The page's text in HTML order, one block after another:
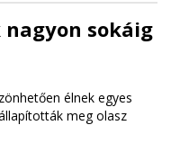
sokáig
élnek egyes
meg olasz